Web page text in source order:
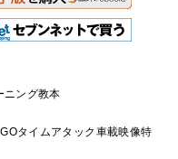
ニング教本
タイムアタック車載映像特